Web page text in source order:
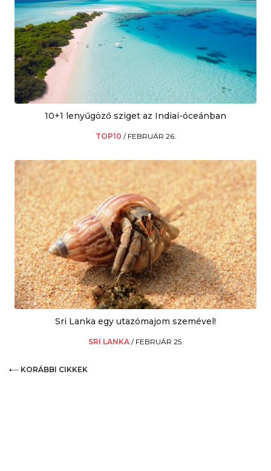
10+1 lenyűgöző sziget az Indiai-óceánban
TOP10 / FEBRUÁR 26.
Sri Lanka egy utazómajom szemével!
SRI LANKA / FEBRUÁR 25.
KORÁBBI CIKKEK